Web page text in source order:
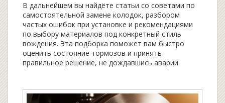
В дальнейшем вы найдёте статьи со советами по
самостоятельной замене колодок, разбором
частых ошибок при установке и рекомендациями
по выбору материалов под конкретный стиль
вождения. Эта подборка поможет вам быстро
оценить состояние тормозов и принять
правильное решение, не дождавшись аварии.